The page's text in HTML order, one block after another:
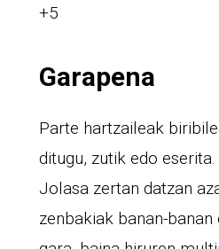
+5
Garapena
Parte hartzaileak
ditugu, zutik edo eserita.
Jolasa zertan datzan
zenbakiak banan-banan